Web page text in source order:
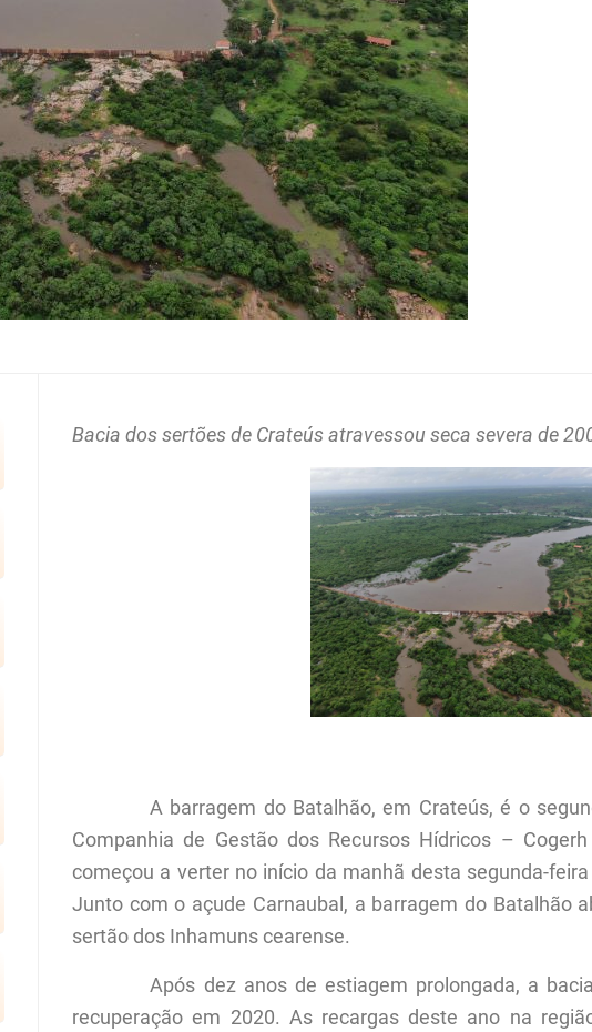
Bacia dos sertões de Crateús atravessou seca severa de
A barragem do Batalhão, em Crateús, é o
Companhia de Gestão dos Recursos Hídricos –
começou a verter no início da manhã desta segunda-
Junto com o açude Carnaubal, a barragem do Batalhão
sertão dos Inhamuns cearense.
Após dez anos de estiagem prolongada, a bacia
recuperação em 2020. As recargas deste ano na